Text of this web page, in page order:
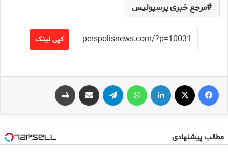
مرجع خبری پرسپولیس
کپی لینک
فیس بوک لینکدین تلگرام اشتراک گذاری از طریق ایمیل
مطالب پیشنهادی